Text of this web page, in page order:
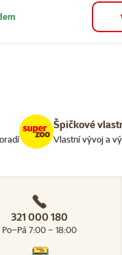
Špičkové
Vlastní vývoj a
321 000 180
Po–Pá 7:00 – 18:00